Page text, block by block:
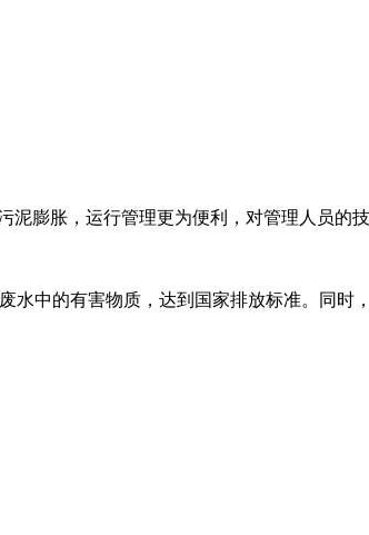
膨胀，运行管理更为便利，对管理人员的技
水中的有害物质，达到国家排放标准。同